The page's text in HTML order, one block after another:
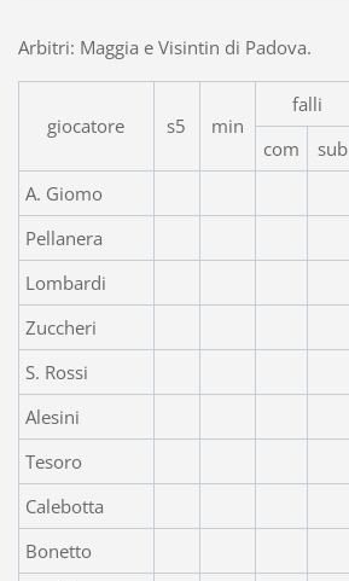
Arbitri: Maggia e Visintin di Padova.
giocatore s5 min
falli
com
sub
A. Giomo
Pellanera
Lombardi
Zuccheri
S. Rossi
Alesini
Tesoro
Calebotta
Bonetto